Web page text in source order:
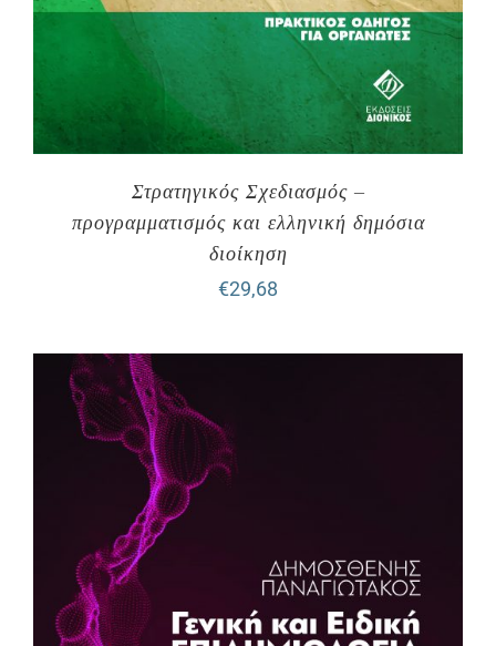
Στρατηγικός Σχεδιασμός –
προγραμματισμός και ελληνική δημόσια
διοίκηση
€29,68